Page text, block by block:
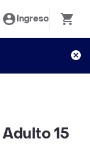
Ingreso
15